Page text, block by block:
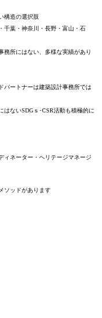
構造の選択肢
千葉・神奈川・長野・富山・石
務所にはない、多様な実績があり
パートナーは建築設計事務所では
はないSDGｓ･CSR活動も積極的に
ィネーター・ヘリテージマネージ
ソッドがあります